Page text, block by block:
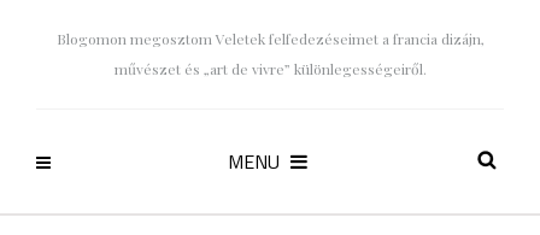
Blogomon megosztom Veletek felfedezéseimet a francia dizájn,
művészet és „art de vivre” különlegességeiről.
MENU